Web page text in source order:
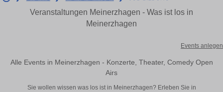
Veranstaltungen Meinerzhagen - Was ist los in
Meinerzhagen
Events anlegen
Alle Events in Meinerzhagen - Konzerte, Theater, Comedy Open
Airs
Sie wollen wissen was los ist in Meinerzhagen? Erleben Sie in